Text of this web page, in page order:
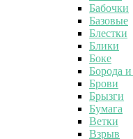
Бабочки
Базовые
Блестки
Блики
Боке
Борода
Брови
Брызги
Бумага
Ветки
Взрыв